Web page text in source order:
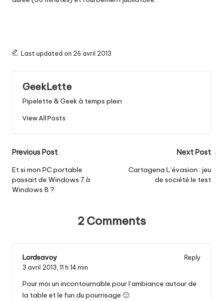
Last updated on 26 avril 2013
GeekLette
Pipelette & Geek à temps plein
View All Posts
Post
navigation
Previous Post
Et si mon PC portable
passait de Windows 7 à
Windows 8 ?
Next Post
Cartagena L’évasion : jeu
de société le test
2 Comments
Lordsavoy
Reply
3 avril 2013, 11 h 14 min
Pour moi un incontournable pour l’ambiance autour de
la table et le fun du pourrisage 🙂